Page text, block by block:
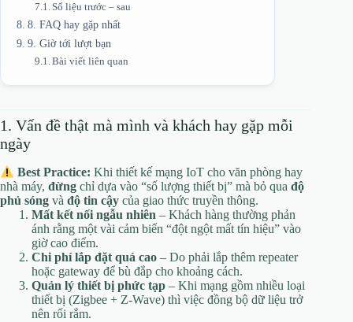
Số liệu trước – sau
8. FAQ hay gặp nhất
9. Giờ tới lượt bạn
Bài viết liên quan
1. Vấn đề thật mà mình và khách hay gặp mỗi
ngày
Best Practice: Khi thiết kế mạng IoT cho văn phòng hay
nhà máy, đừng chỉ dựa vào “số lượng thiết bị” mà bỏ qua độ
phủ sóng và độ tin cậy của giao thức truyền thông.
Mất kết nối ngẫu nhiên – Khách hàng thường phản
ánh rằng một vài cảm biến “đột ngột mất tín hiệu” vào
giờ cao điểm.
Chi phí lắp đặt quá cao – Do phải lắp thêm repeater
hoặc gateway để bù đắp cho khoảng cách.
Quản lý thiết bị phức tạp – Khi mạng gồm nhiều loại
thiết bị (Zigbee + Z‑Wave) thì việc đồng bộ dữ liệu trở
nên rối rắm.